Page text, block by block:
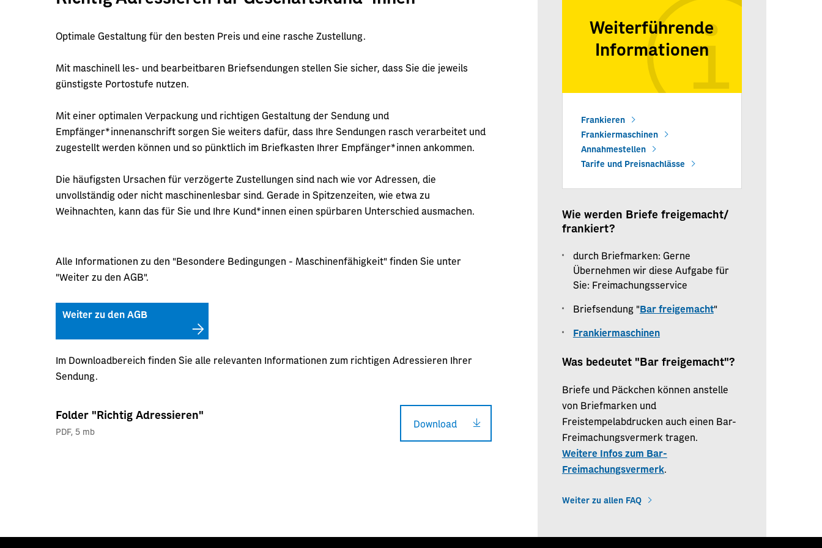
Optimale Gestaltung für den besten Preis und eine rasche Zustellung.
Mit maschinell les- und bearbeitbaren Briefsendungen stellen Sie sicher, dass Sie die jeweils
günstigste Portostufe nutzen.
Mit einer optimalen Verpackung und richtigen Gestaltung der Sendung und
Empfänger*innenanschrift sorgen Sie weiters dafür, dass Ihre Sendungen rasch verarbeitet und
zugestellt werden können und so pünktlich im Briefkasten Ihrer Empfänger*innen ankommen.
Die häufigsten Ursachen für verzögerte Zustellungen sind nach wie vor Adressen, die
unvollständig oder nicht maschinenlesbar sind. Gerade in Spitzenzeiten, wie etwa zu
Weihnachten, kann das für Sie und Ihre Kund*innen einen spürbaren Unterschied ausmachen.
Alle Informationen zu den "Besondere Bedingungen - Maschinenfähigkeit" finden Sie unter
"Weiter zu den AGB".
Weiter zu den AGB
Im Downloadbereich finden Sie alle relevanten Informationen zum richtigen Adressieren Ihrer
Sendung.
Folder "Richtig Adressieren"
PDF, 5 mb
Download
Weiterführende
Informationen
Frankieren
Frankiermaschinen
Annahmestellen
Tarife und Preisnachlässe
Wie werden Briefe freigemacht/
frankiert?
durch Briefmarken: Gerne
Übernehmen wir diese Aufgabe für
Sie: Freimachungsservice
Briefsendung "Bar freigemacht"
Frankiermaschinen
Was bedeutet "Bar freigemacht"?
Briefe und Päckchen können anstelle
von Briefmarken und
Freistempelabdrucken auch einen Bar-
Freimachungsvermerk tragen.
Weitere Infos zum Bar-
Freimachungsvermerk.
Weiter zu allen FAQ